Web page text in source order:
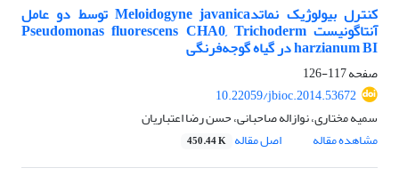
کنترل بیولوژیک نماتدMeloidogyne javanica توسط دو عامل
آنتاگونیست Pseudomonas fluorescens CHA0, Trichoderm
harzianum BI در گیاه گوجه‌فرنگی
صفحه117-126
10.22059/jbioc.2014.53672
سمیه مختاری، نوازاله صاحبانی، حسن رضا اعتباریان
مشاهده مقاله
اصل مقاله 450.44 K